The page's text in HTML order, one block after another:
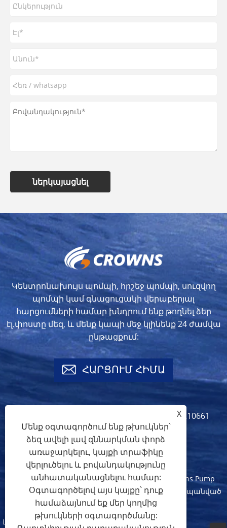
ներկայացնել
Կենտրոնախույս պոմպի, հրշեջ պոմպի, սուզվող
պոմպի կամ գնացուցակի վերաբերյալ
հարցումների համար խնդրում ենք թողնել ձեր
էլ.փոստը մեզ, և մենք կապի մեջ կլինենք 24 ժամվա
ընթացքում:
ՀԱՐՑՈՒՄ ՀԻՄԱ
+86-18217210661
+86-18217210661
Հեղինակային իրավունք © 2024 Shanghai Crowns Pump
Manufacture Co., Ltd. Բոլոր իրավունքները պաշտպանված
են:
Links
Sitemap RSS XML
X
Մենք օգտագործում ենք թխուկներ՝
ձեզ ավելի լավ զննարկման փորձ
առաջարկելու, կայքի տրաֆիկը
վերլուծելու և բովանդակությունը
անհատականացնելու համար:
Օգտագործելով այս կայքը՝ դուք
համաձայնում եք մեր կողմից
թխուկների օգտագործմանը: